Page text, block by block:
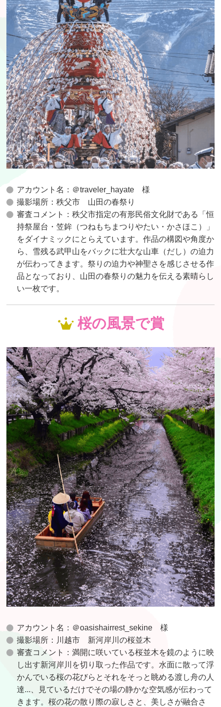
アカウント名：＠traveler_hayate 様
撮影場所：秩父市 山田の春祭り
審査コメント：秩父市指定の有形民俗文化財である「恒
持祭屋台・笠鉾（つねもちまつりやたい・かさほこ）」
をダイナミックにとらえています。作品の構図や角度か
ら、雪残る武甲山をバックに壮大な山車（だし）の迫力
が伝わってきます。祭りの迫力や神聖さを感じさせる作
品となっており、山田の春祭りの魅力を伝える素晴らし
い一枚です。
桜の風景で賞
アカウント名：＠oasishairrest_sekine 様
撮影場所：川越市 新河岸川の桜並木
審査コメント：満開に咲いている桜並木を鏡のように映
し出す新河岸川を切り取った作品です。水面に散って浮
かんでいる桜の花びらとそれをそっと眺める渡し舟の人
達...、見ているだけでその場の静かな空気感が伝わって
きます。桜の花の散り際の寂しさと、美しさが融合さ